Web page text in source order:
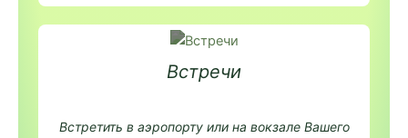
Встречи
Встретить в аэропорту или на вокзале Вашего